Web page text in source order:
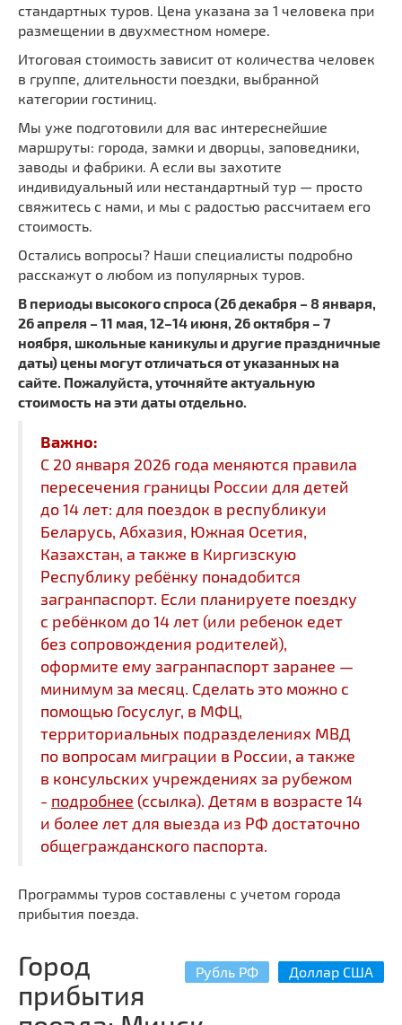
стандартных туров. Цена указана за 1 человека при
размещении в двухместном номере.
Итоговая стоимость зависит от количества человек
в группе, длительности поездки, выбранной
категории гостиниц.
Мы уже подготовили для вас интереснейшие
маршруты: города, замки и дворцы, заповедники,
заводы и фабрики. А если вы захотите
индивидуальный или нестандартный тур — просто
свяжитесь с нами, и мы с радостью рассчитаем его
стоимость.
Остались вопросы? Наши специалисты подробно
расскажут о любом из популярных туров.
В периоды высокого спроса (26 декабря – 8 января,
26 апреля – 11 мая, 12–14 июня, 26 октября – 7
ноября, школьные каникулы и другие праздничные
даты) цены могут отличаться от указанных на
сайте. Пожалуйста, уточняйте актуальную
стоимость на эти даты отдельно.
Важно:
С 20 января 2026 года меняются правила
пересечения границы России для детей
до 14 лет: для поездок в республикуи
Беларусь, Абхазия, Южная Осетия,
Казахстан, а также в Киргизскую
Республику ребёнку понадобится
загранпаспорт. Если планируете поездку
с ребёнком до 14 лет (или ребенок едет
без сопровождения родителей),
оформите ему загранпаспорт заранее —
минимум за месяц. Сделать это можно с
помощью Госуслуг, в МФЦ,
территориальных подразделениях МВД
по вопросам миграции в России, а также
в консульских учреждениях за рубежом
- подробнее (ссылка). Детям в возрасте 14
и более лет для выезда из РФ достаточно
общегражданского паспорта.
Программы туров составлены с учетом города
прибытия поезда.
Рубль РФ Доллар США
Город
прибытия